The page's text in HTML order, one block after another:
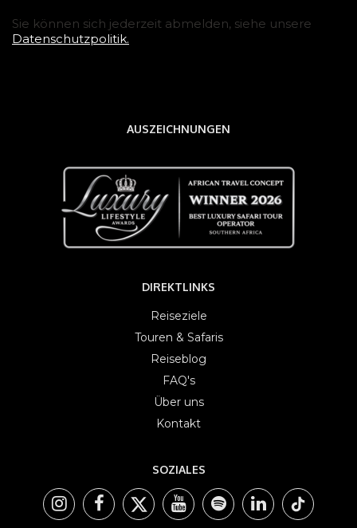
Sie können sich jederzeit abmelden, siehe unsere
Datenschutzpolitik.
AUSZEICHNUNGEN
DIREKTLINKS
Reiseziele
Touren & Safaris
Reiseblog
FAQ's
Über uns
Kontakt
SOZIALES